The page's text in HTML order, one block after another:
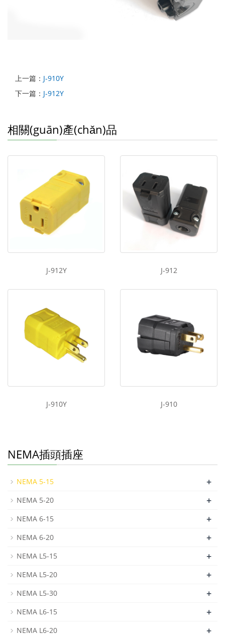
上一篇： J-910Y
下一篇： J-912Y
相關(guān)產(chǎn)品
J-912Y J-912
J-910Y J-910
NEMA插頭插座
NEMA 5-15 +
NEMA 5-20 +
NEMA 6-15 +
NEMA 6-20 +
NEMA L5-15 +
NEMA L5-20 +
NEMA L5-30 +
NEMA L6-15 +
NEMA L6-20 +